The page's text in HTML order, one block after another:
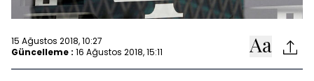
15 Ağustos 2018, 10:27
Güncelleme : 16 Ağustos 2018, 15:11